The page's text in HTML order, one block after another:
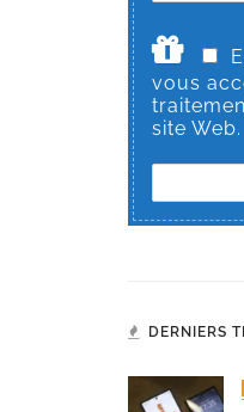
vous
site Web.
DERNIERS